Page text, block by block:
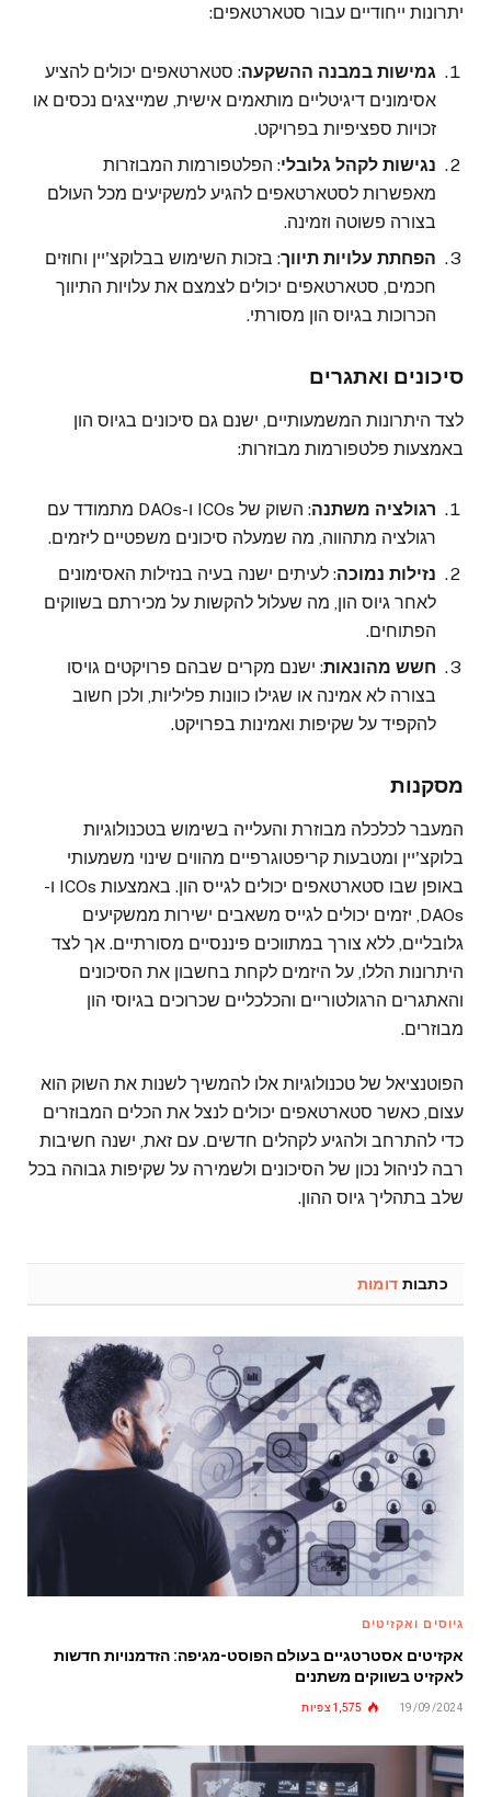
יתרונות ייחודיים עבור סטארטאפים:
גמישות במבנה ההשקעה: סטארטאפים יכולים להציע
אסימונים דיגיטליים מותאמים אישית, שמייצגים נכסים או
זכויות ספציפיות בפרויקט.
נגישות לקהל גלובלי: הפלטפורמות המבוזרות
מאפשרות לסטארטאפים להגיע למשקיעים מכל העולם
בצורה פשוטה וזמינה.
הפחתת עלויות תיווך: בזכות השימוש בבלוקצ'יין וחוזים
חכמים, סטארטאפים יכולים לצמצם את עלויות התיווך
הכרוכות בגיוס הון מסורתי.
סיכונים ואתגרים
לצד היתרונות המשמעותיים, ישנם גם סיכונים בגיוס הון
באמצעות פלטפורמות מבוזרות:
רגולציה משתנה
: השוק של ICOs ו-DAOs מתמודד עם
רגולציה מתהווה, מה שמעלה סיכונים משפטיים ליזמים.
נזילות נמוכה: לעיתים ישנה בעיה בנזילות האסימונים
לאחר גיוס הון, מה שעלול להקשות על מכירתם בשווקים
הפתוחים.
חשש מהונאות: ישנם מקרים שבהם פרויקטים גויסו
בצורה לא אמינה או שגילו כוונות פליליות, ולכן חשוב
להקפיד על שקיפות ואמינות בפרויקט.
מסקנות
המעבר לכלכלה מבוזרת והעלייה בשימוש בטכנולוגיות
בלוקצ'יין ומטבעות קריפטוגרפיים מהווים שינוי משמעותי
באופן שבו סטארטאפים יכולים לגייס הון. באמצעות ICOs ו-
DAOs, יזמים יכולים לגייס משאבים ישירות ממשקיעים
גלובליים, ללא צורך במתווכים פיננסיים מסורתיים. אך לצד
היתרונות הללו, על היזמים לקחת בחשבון את הסיכונים
והאתגרים הרגולטוריים והכלכליים שכרוכים בגיוסי הון
מבוזרים.
הפוטנציאל של טכנולוגיות אלו להמשיך לשנות את השוק הוא
עצום, כאשר סטארטאפים יכולים לנצל את הכלים המבוזרים
כדי להתרחב ולהגיע לקהלים חדשים. עם זאת, ישנה חשיבות
רבה לניהול נכון של הסיכונים ולשמירה על שקיפות גבוהה בכל
שלב בתהליך גיוס ההון.
כתבות דומות
גיוסים ואקזיטים
אקזיטים אסטרטגיים בעולם הפוסט-מגיפה: הזדמנויות חדשות
לאקזיט בשווקים משתנים
19/09/2024
1,575 צפיות